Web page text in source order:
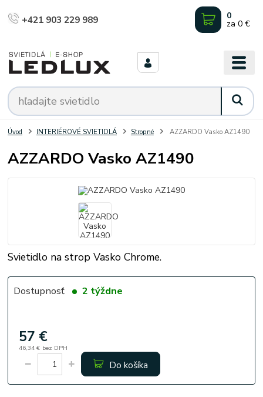
+421 903 229 989 0
za 0 €
Úvod INTERIÉROVÉ SVIETIDLÁ Stropné AZZARDO Vasko AZ1490
AZZARDO Vasko AZ1490
Svietidlo na strop Vasko Chrome.
Dostupnosť 2 týždne
57 €
46,34 € bez DPH
Do košíka